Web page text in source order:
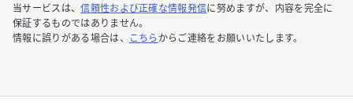
当サービスは、信頼性および正確な情報発信に努めますが、内容を完全に
保証するものではありません。
情報に誤りがある場合は、
こちら からご連絡をお願いいたします。